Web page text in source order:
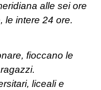
alle sei ore
le intere 24 ore.
fioccano le
liceali e